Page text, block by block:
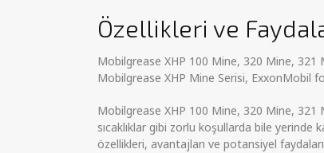
Özellikleri ve
Mobilgrease XHP 100 Mine, 320 Mine,
Mobilgrease XHP Mine Serisi, ExxonMobil
Mobilgrease XHP 100 Mine, 320 Mine,
sıcaklıklar gibi zorlu koşullarda bile yerinde
özellikleri, avantajları ve potansiyel